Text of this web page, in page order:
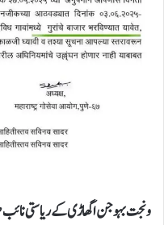
ونجت بہوجن اگھاڑی کے ریاستی